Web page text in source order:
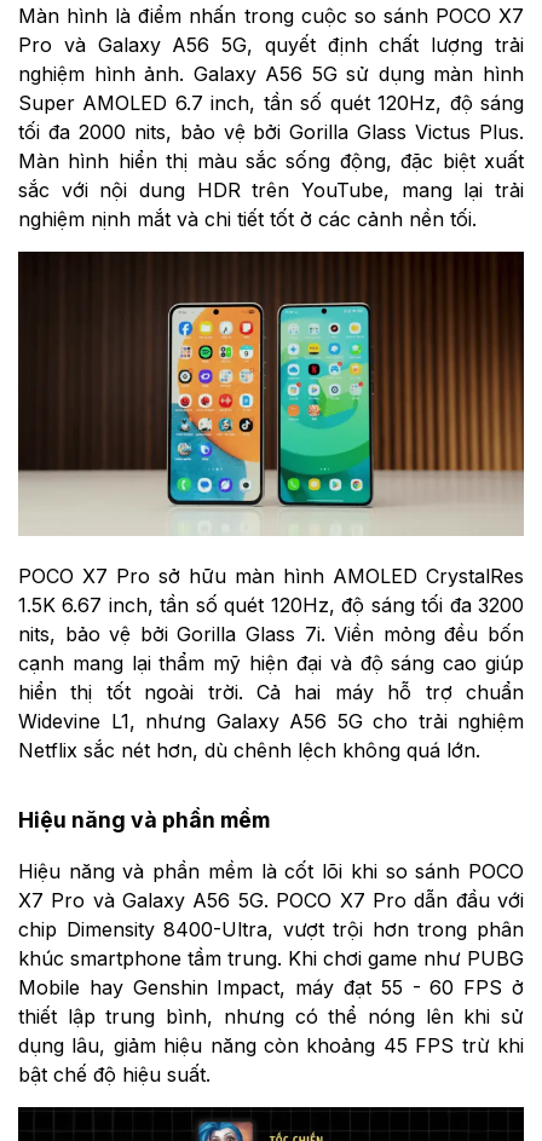
Màn hình là điểm nhấn trong cuộc so sánh POCO X7
Pro và Galaxy A56 5G, quyết định chất lượng trải
nghiệm hình ảnh. Galaxy A56 5G sử dụng màn hình
Super AMOLED 6.7 inch, tần số quét 120Hz, độ sáng
tối đa 2000 nits, bảo vệ bởi Gorilla Glass Victus Plus.
Màn hình hiển thị màu sắc sống động, đặc biệt xuất
sắc với nội dung HDR trên YouTube, mang lại trải
nghiệm nịnh mắt và chi tiết tốt ở các cảnh nền tối.
POCO X7 Pro sở hữu màn hình AMOLED CrystalRes
1.5K 6.67 inch, tần số quét 120Hz, độ sáng tối đa 3200
nits, bảo vệ bởi Gorilla Glass 7i. Viền mỏng đều bốn
cạnh mang lại thẩm mỹ hiện đại và độ sáng cao giúp
hiển thị tốt ngoài trời. Cả hai máy hỗ trợ chuẩn
Widevine L1, nhưng Galaxy A56 5G cho trải nghiệm
Netflix sắc nét hơn, dù chênh lệch không quá lớn.
Hiệu năng và phần mềm
Hiệu năng và phần mềm là cốt lõi khi so sánh POCO
X7 Pro và Galaxy A56 5G. POCO X7 Pro dẫn đầu với
chip Dimensity 8400-Ultra, vượt trội hơn trong phân
khúc smartphone tầm trung. Khi chơi game như PUBG
Mobile hay Genshin Impact, máy đạt 55 - 60 FPS ở
thiết lập trung bình, nhưng có thể nóng lên khi sử
dụng lâu, giảm hiệu năng còn khoảng 45 FPS trừ khi
bật chế độ hiệu suất.